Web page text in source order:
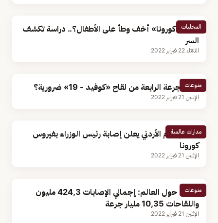
المحليات
لماذا «كورونا» أخف وطأ على الأطفال؟.. دراسة تكشف
السر
الثلاثاء 22 فبراير 2022
منوعات
هل الجرعة الرابعة من لقاح «كوفيد - 19» ضرورية؟
الإثنين 21 فبراير 2022
مدارات عالمية
وزير الإعلام الأردني يعلن إصابة رئيس الوزراء بفيروس
كورونا
الإثنين 21 فبراير 2022
منوعات
كورونا حول العالم: إجمالي الإصابات 424,3 مليون
واللقاحات 10,35 مليار جرعة
الإثنين 21 فبراير 2022